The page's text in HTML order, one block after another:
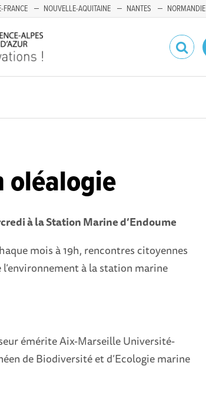
FRANCE NOUVELLE-AQUITAINE NANTES NORMANDIE
oléalogie
à la Station Marine d’Endoume
mois à 19h, rencontres citoyennes
l’environnement à la station marine
émérite Aix-Marseille Université-
de Biodiversité et d’Ecologie marine